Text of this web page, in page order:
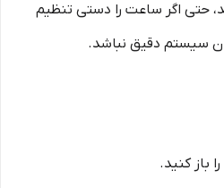
حتی اگر ساعت را دستی تنظیم
سیستم دقیق نباشد.
را باز کنید.